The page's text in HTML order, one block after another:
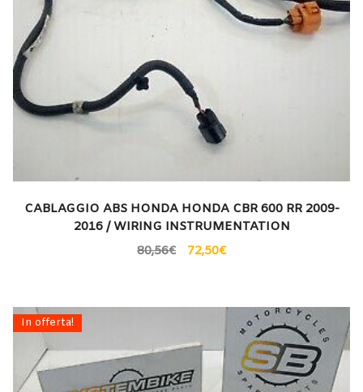
CABLAGGIO ABS HONDA HONDA CBR 600 RR 2009-
2016 / WIRING INSTRUMENTATION
80,56€ 72,50€
In offerta!